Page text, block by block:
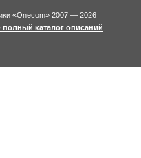
«Onecom» 2007 — 2026
каталог описаний